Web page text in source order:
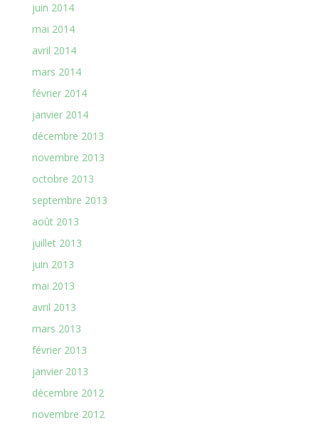
juin 2014
mai 2014
avril 2014
mars 2014
février 2014
janvier 2014
décembre 2013
novembre 2013
octobre 2013
septembre 2013
août 2013
juillet 2013
juin 2013
mai 2013
avril 2013
mars 2013
février 2013
janvier 2013
décembre 2012
novembre 2012